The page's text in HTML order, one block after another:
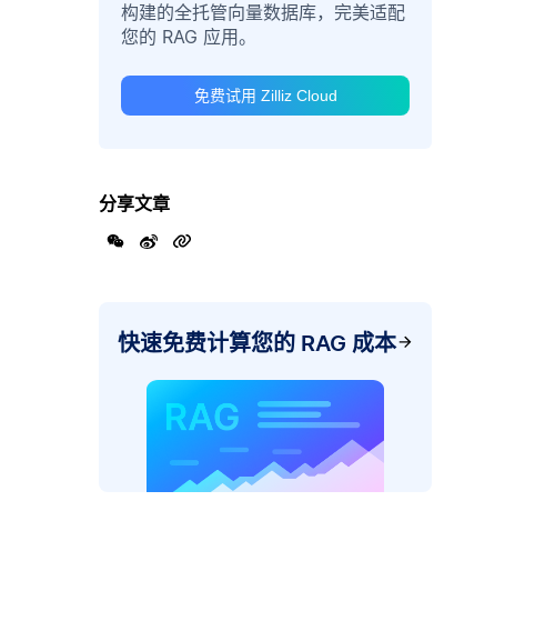
构建的全托管向量数据库，完美适配
您的 RAG 应用。
免费试用 Zilliz Cloud
分享文章
快速免费计算您的 RAG 成本